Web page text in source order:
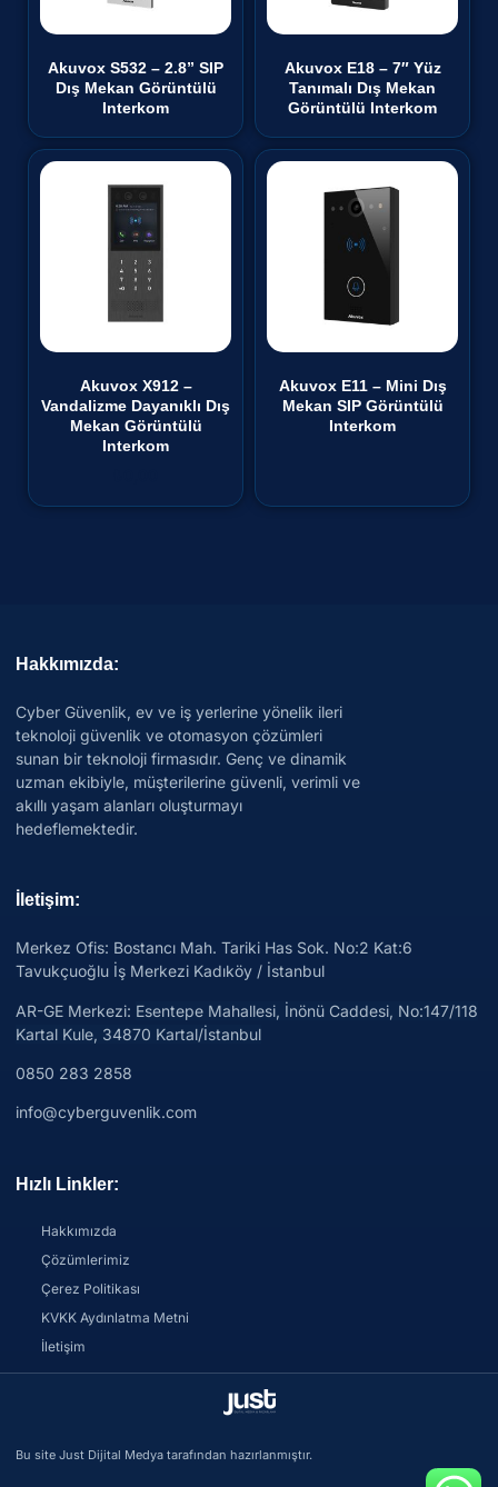
Akuvox S532 – 2.8” SIP
Dış Mekan Görüntülü
Interkom
Akuvox E18 – 7″ Yüz
Tanımalı Dış Mekan
Görüntülü Interkom
Akuvox X912 –
Vandalizme Dayanıklı Dış
Mekan Görüntülü
Interkom
Akuvox E11 – Mini Dış
Mekan SIP Görüntülü
Interkom
Hakkımızda:
Cyber Güvenlik, ev ve iş yerlerine yönelik ileri
teknoloji güvenlik ve otomasyon çözümleri
sunan bir teknoloji firmasıdır. Genç ve dinamik
uzman ekibiyle, müşterilerine güvenli, verimli ve
akıllı yaşam alanları oluşturmayı
hedeflemektedir.
İletişim:
Merkez Ofis: Bostancı Mah. Tariki Has Sok. No:2 Kat:6
Tavukçuoğlu İş Merkezi Kadıköy / İstanbul
AR-GE Merkezi: Esentepe Mahallesi, İnönü Caddesi, No:147/118
Kartal Kule, 34870 Kartal/İstanbul
0850 283 2858
info@cyberguvenlik.com
Hızlı Linkler:
Hakkımızda
Çözümlerimiz
Çerez Politikası
KVKK Aydınlatma Metni
İletişim
Bu site Just Dijital Medya tarafından hazırlanmıştır.